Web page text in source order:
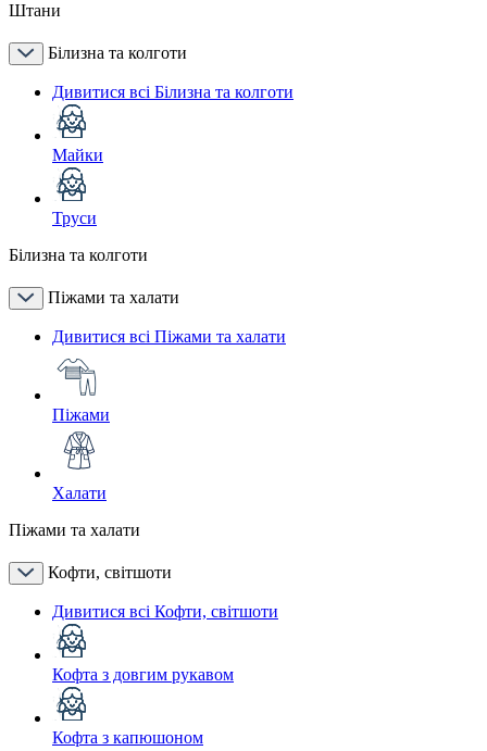
Штани
Білизна та колготи
Дивитися всі Білизна та колготи
Майки
Труси
Білизна та колготи
Піжами та халати
Дивитися всі Піжами та халати
Піжами
Халати
Піжами та халати
Кофти, світшоти
Дивитися всі Кофти, світшоти
Кофта з довгим рукавом
Кофта з капюшоном